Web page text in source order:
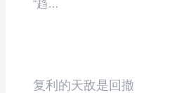
“趋…
复利的天敌是回撤